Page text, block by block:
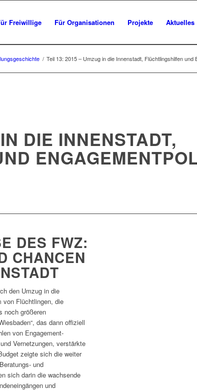
Freiwillige Für Organisationen Projekte Aktuelles
/ Teil 13: 2015 – Umzug in die Innenstadt, Flüchtlingshilfen und
DIE INNENSTADT,
DES FWZ:
CHANCEN
den Umzug in die
von Flüchtlingen, die
noch größeren
das dann offiziell
von Engagement-
Vernetzungen, verstärkte
zeigte sich die weiter
und
sich darin die wachsende
und